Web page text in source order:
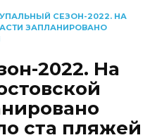
СЕЗОН-2022. НА
ЗАПЛАНИРОВАНО
2022. На
ста пляжей